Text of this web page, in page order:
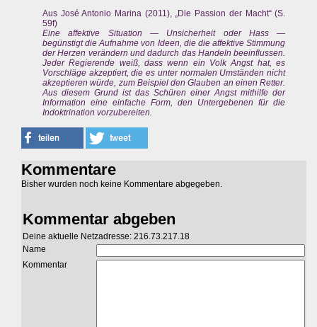
Aus José Antonio Marina (2011), „Die Passion der Macht“ (S.
59f)
Eine affektive Situation — Unsicherheit oder Hass —
begünstigt die Aufnahme von Ideen, die die affektive Stimmung
der Herzen verändern und dadurch das Handeln beeinflussen.
Jeder Regierende weiß, dass wenn ein Volk Angst hat, es
Vorschläge akzeptiert, die es unter normalen Umständen nicht
akzeptieren würde, zum Beispiel den Glauben an einen Retter.
Aus diesem Grund ist das Schüren einer Angst mithilfe der
Information eine einfache Form, den Untergebenen für die
Indoktrination vorzubereiten.
Kommentare
Bisher wurden noch keine Kommentare abgegeben.
Kommentar abgeben
Deine aktuelle Netzadresse: 216.73.217.18
Name
Kommentar